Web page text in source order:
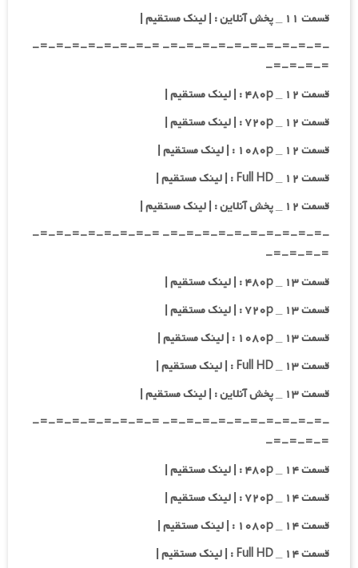
قسمت ۱۱ _ پخش آنلاین : | لینک مستقیم |
-=-=-=-=-=-=-=-=-=-=- =-=-=-=-=-=-=-=-
=-=-=-=-
قسمت ۱۲ _ ۴۸۰p : | لینک مستقیم |
قسمت ۱۲ _ ۷۲۰p : | لینک مستقیم |
قسمت ۱۲ _ ۱۰۸۰p : | لینک مستقیم |
قسمت ۱۲ _ Full HD : | لینک مستقیم |
قسمت ۱۲ _ پخش آنلاین : | لینک مستقیم |
-=-=-=-=-=-=-=-=-=-=- =-=-=-=-=-=-=-=-
=-=-=-=-
قسمت ۱۳ _ ۴۸۰p : | لینک مستقیم |
قسمت ۱۳ _ ۷۲۰p : | لینک مستقیم |
قسمت ۱۳ _ ۱۰۸۰p : | لینک مستقیم |
قسمت ۱۳ _ Full HD : | لینک مستقیم |
قسمت ۱۳ _ پخش آنلاین : | لینک مستقیم |
-=-=-=-=-=-=-=-=-=-=- =-=-=-=-=-=-=-=-
=-=-=-=-
قسمت ۱۴ _ ۴۸۰p : | لینک مستقیم |
قسمت ۱۴ _ ۷۲۰p : | لینک مستقیم |
قسمت ۱۴ _ ۱۰۸۰p : | لینک مستقیم |
قسمت ۱۴ _ Full HD : | لینک مستقیم |